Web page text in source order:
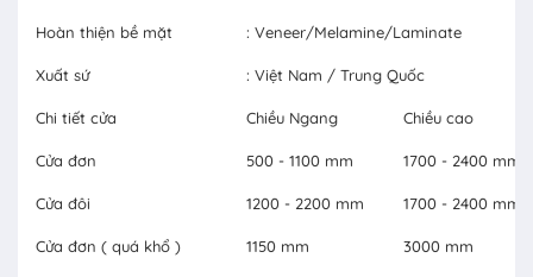
Hoàn thiện bề mặt : Veneer/Melamine/Laminate
Xuất sứ : Việt Nam / Trung Quốc
Chi tiết cửa Chiều Ngang Chiều cao
Cửa đơn 500 - 1100 mm 1700 - 2400 mm
Cửa đôi 1200 - 2200 mm 1700 - 2400 mm
Cửa đơn ( quá khổ ) 1150 mm 3000 mm